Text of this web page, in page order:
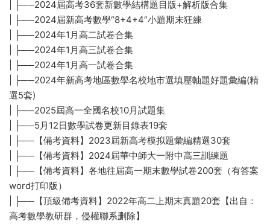
| ├──2024屆高考36套新數學結構題目版+解析版合集
| ├──2024屆新高考數學“8+4+4”小題期末狂練
| ├──2024年1月高二試卷合集
| ├──2024年1月高三試卷合集
| ├──2024年1月高一試卷合集
| ├──2024年新高考地區數學名校地市選填壓軸題好題彙編(精
選5套)
| ├──2025屆高一全國名校10月試題集
| ├──5月12日數學試卷更新目錄表19套
| ├──【備考資料】2023屆新高考模拟題彙編精選30套
| ├──【備考資料】2024屆華中師大一附中高三訓練題
| ├──【備考資料】各地往屆高一期末數學試卷200套（有答案
word打印版）
| ├──【頂級備考資料】2022年高二上期末真題20套【出自：
高考數學教研群，侵權聯系删除】